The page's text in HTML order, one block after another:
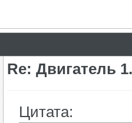
Re: Двигатель
Цитата: